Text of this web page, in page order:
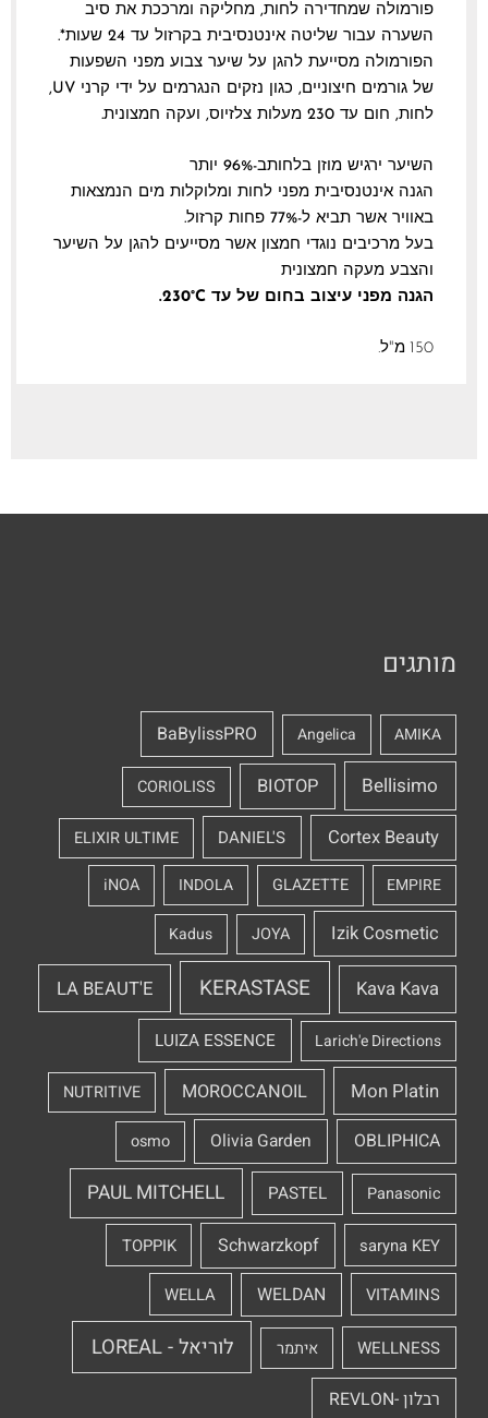
פורמולה שמחדירה לחות, מחליקה ומרככת את סיב
השערה עבור שליטה אינטנסיבית בקרזול עד 24 שעות*.
הפורמולה מסייעת להגן על שיער צבוע מפני השפעות
של גורמים חיצוניים, כגון נזקים הנגרמים על ידי קרני UV,
לחות, חום עד 230 מעלות צלזיוס, ועקה חמצונית.
השיער ירגיש מוזן בלחותב-96% יותר
הגנה אינטנסיבית מפני לחות ומלוקלות מים הנמצאות
באוויר אשר תביא ל-77% פחות קרזול.
בעל מרכיבים נוגדי חמצון אשר מסייעים להגן על השיער
והצבע מעקה חמצונית
הגנה מפני עיצוב בחום של עד 230° C
.
150 מ"ל.
מותגים
AMIKA
Angelica
BaBylissPRO
Bellisimo
BIOTOP
CORIOLISS
Cortex Beauty
DANIEL'S
ELIXIR ULTIME
EMPIRE
GLAZETTE
INDOLA
iNOA
Izik Cosmetic
JOYA
Kadus
Kava Kava
KERASTASE
LA BEAUT'E
Larich'e Directions
LUIZA ESSENCE
Mon Platin
MOROCCANOIL
NUTRITIVE
OBLIPHICA
Olivia Garden
osmo
Panasonic
PASTEL
PAUL MITCHELL
saryna KEY
Schwarzkopf
TOPPIK
VITAMINS
WELDAN
WELLA
WELLNESS איתמר לוריאל - LOREAL
רבלון -REVLON